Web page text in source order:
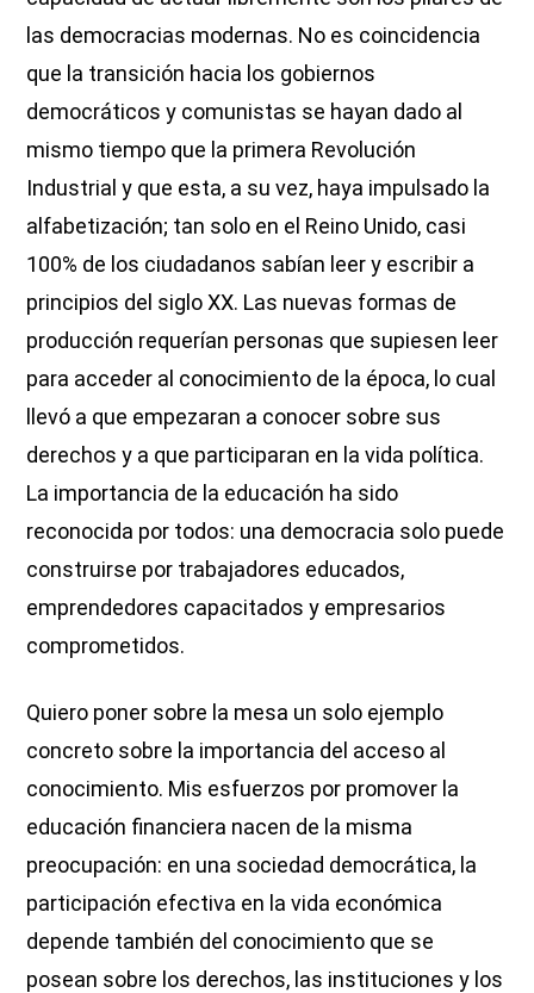
las democracias modernas. No es coincidencia
que la transición hacia los gobiernos
democráticos y comunistas se hayan dado al
mismo tiempo que la primera Revolución
Industrial y que esta, a su vez, haya impulsado la
alfabetización; tan solo en el Reino Unido, casi
100% de los ciudadanos sabían leer y escribir a
principios del siglo XX. Las nuevas formas de
producción requerían personas que supiesen leer
para acceder al conocimiento de la época, lo cual
llevó a que empezaran a conocer sobre sus
derechos y a que participaran en la vida política.
La importancia de la educación ha sido
reconocida por todos: una democracia solo puede
construirse por trabajadores educados,
emprendedores capacitados y empresarios
comprometidos.
Quiero poner sobre la mesa un solo ejemplo
concreto sobre la importancia del acceso al
conocimiento. Mis esfuerzos por promover la
educación financiera nacen de la misma
preocupación: en una sociedad democrática, la
participación efectiva en la vida económica
depende también del conocimiento que se
posean sobre los derechos, las instituciones y los